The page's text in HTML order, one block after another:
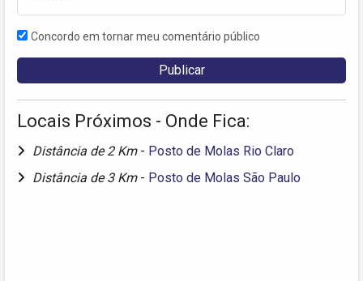
Concordo em tornar meu comentário público
Locais Próximos - Onde Fica:
Distância de 2 Km - Posto de Molas Rio Claro
Distância de 3 Km - Posto de Molas São Paulo